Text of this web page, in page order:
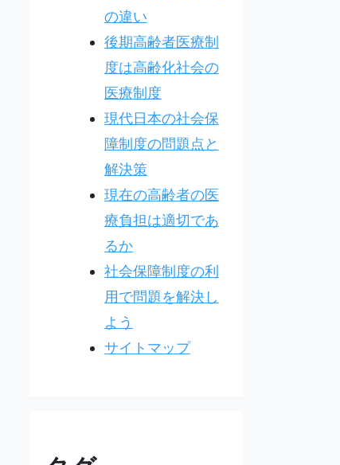
の違い
後期高齢者医療制
度は高齢化社会の
医療制度
現代日本の社会保
障制度の問題点と
解決策
現在の高齢者の医
療負担は適切であ
るか
社会保障制度の利
用で問題を解決し
よう
サイトマップ